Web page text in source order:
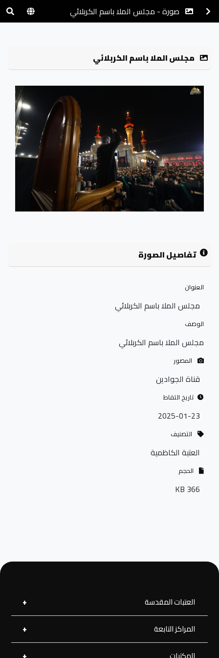
صورة - مجلس الملا باسم الكربلائي
مجلس الملا باسم الكربلائي
تفاصيل الصورة
العنوان
مجلس الملا باسم الكربلائي
الوصف
مجلس الملا باسم الكربلائي
المصور
قناة الجوادين
تاريخ التقاط
2025-01-23
التصنيف
العتبة الكاظمية
الحجم
366 KB
العتبات المقدسة
العتبة العلوية المقدسة
العتبة الحسينية المقدسة
المراكز التابعة